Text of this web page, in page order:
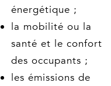
énergétique ;
la mobilité ou la
santé et le confort
des occupants ;
les émissions de